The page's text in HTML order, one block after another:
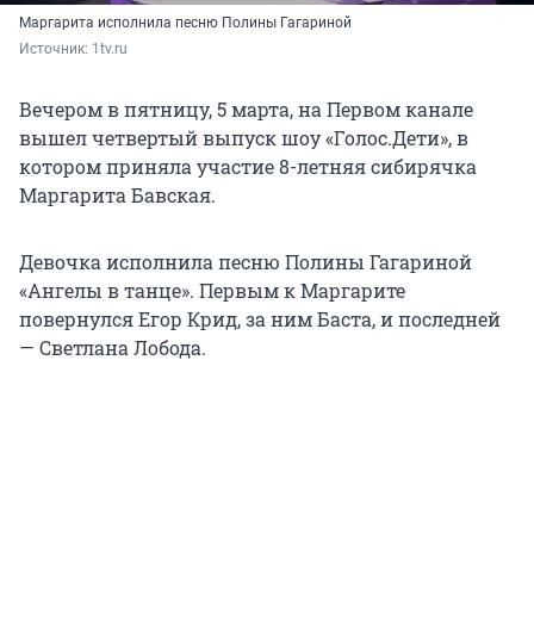
Маргарита исполнила песню Полины Гагариной
Источник: 1tv.ru
Вечером в пятницу, 5 марта, на Первом канале
вышел четвертый выпуск шоу «Голос.Дети», в
котором приняла участие 8-летняя сибирячка
Маргарита Бавская.
Девочка исполнила песню Полины Гагариной
«Ангелы в танце». Первым к Маргарите
повернулся Егор Крид, за ним Баста, и последней
— Светлана Лобода.